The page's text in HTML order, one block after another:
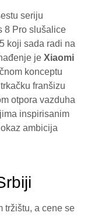
seriju
8 Pro slušalice
koji sada radi na
jeXiaomi
konceptu
franšizu
otpora vazduha
inspirisanim
ambicija
tržištu, a cene se